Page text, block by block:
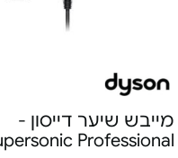
מייבש שיער דייסון -
Professional